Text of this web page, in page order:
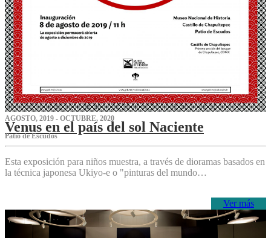
AGOSTO, 2019 - OCTUBRE, 2020
Venus en el país del sol Naciente
P‌atio de Escudos
Esta exposición para niños muestra, a través de dioramas basados en
la técnica japonesa Ukiyo-e o "pinturas del mundo…
Ver más